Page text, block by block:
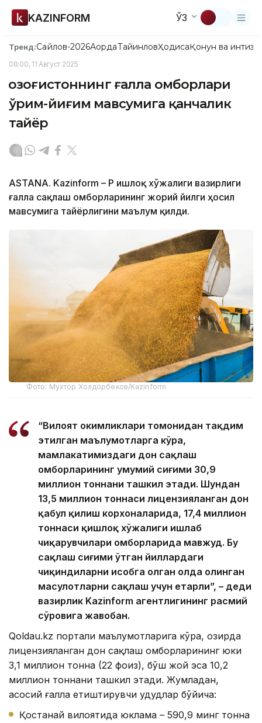
KAZINFORM ЎЗ
Тренд:Сайлов-2026АқордаТайинловҲодисаҚонун ва
08:00, 11 Август 2025
Қозоғистоннинг ғалла омборлари
ўрим-йиғим мавсумига қанчалик
тайёр
ASTANA. Kazinform – ҚР Қишлоқ хўжалиги вазирлиги
ғалла сақлаш омборларининг жорий йилги ҳосил
мавсумига тайёрлигини маълум қилди.
Фото: Мухтор Холдорбеков/Kazinform
“Вилоят ҳокимликлари томонидан тақдим
этилган маълумотларга кўра,
мамлакатимиздаги дон сақлаш
омборларининг умумий сиғими 30,9
миллион тоннани ташкил этади. Шундан
13,5 миллион тоннаси лицензияланган дон
қабул қилиш корхоналарида, 17,4 миллион
тоннаси қишлоқ хўжалиги ишлаб
чиқарувчилари омборларида мавжуд. Бу
сақлаш сиғими ўтган йиллардаги
чиқиндиларни ҳисобга олган ҳолда олинган
маҳсулотларни сақлаш учун етарли”, – деди
вазирлик Kazinform агентлигининг расмий
сўровига жавобан.
Qoldau.kz портали маълумотларига кўра, ҳозирда
лицензияланган дон сақлаш омборларининг юки
3,1 миллион тонна (22 фоиз), бўш жой эса 10,2
миллион тоннани ташкил этади. Жумладан,
асосий ғалла етиштирувчи ҳудудлар бўйича:
Қостанай вилоятида юклама – 590,9 минг тонна